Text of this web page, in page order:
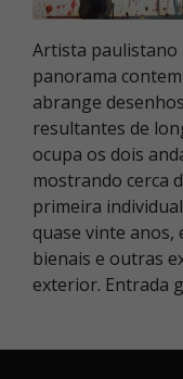
Artista paulistano
panorama
abrange
resultantes de
ocupa os dois
mostrando cerca
primeira
quase vinte anos,
bienais e outras
exterior. Entrada